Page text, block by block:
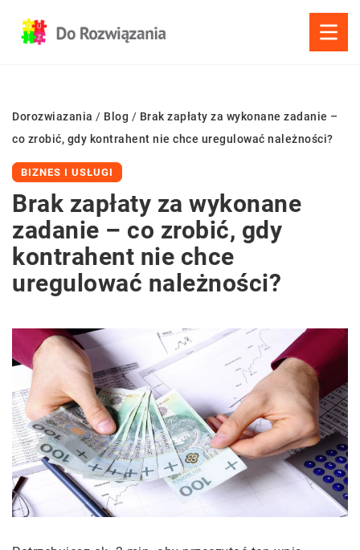
Dorozwiazania / Blog / Brak zapłaty za wykonane zadanie –
co zrobić, gdy kontrahent nie chce uregulować należności?
BIZNES I USŁUGI
Brak zapłaty za wykonane
zadanie – co zrobić, gdy
kontrahent nie chce
uregulować należności?